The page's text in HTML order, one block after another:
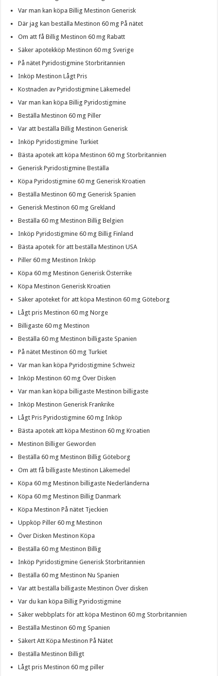
Var man kan köpa Billig Mestinon Generisk
Där jag kan beställa Mestinon 60 mg På nätet
Om att få Billig Mestinon 60 mg Rabatt
Säker apotekköp Mestinon 60 mg Sverige
På nätet Pyridostigmine Storbritannien
Inköp Mestinon Lågt Pris
Kostnaden av Pyridostigmine Läkemedel
Var man kan köpa Billig Pyridostigmine
Beställa Mestinon 60 mg Piller
Var att beställa Billig Mestinon Generisk
Inköp Pyridostigmine Turkiet
Bästa apotek att köpa Mestinon 60 mg Storbritannien
Generisk Pyridostigmine Beställa
Köpa Pyridostigmine 60 mg Generisk Kroatien
Beställa Mestinon 60 mg Generisk Spanien
Generisk Mestinon 60 mg Grekland
Beställa 60 mg Mestinon Billig Belgien
Inköp Pyridostigmine 60 mg Billig Finland
Bästa apotek för att beställa Mestinon USA
Piller 60 mg Mestinon Inköp
Köpa 60 mg Mestinon Generisk Österrike
Köpa Mestinon Generisk Kroatien
Säker apoteket för att köpa Mestinon 60 mg Göteborg
Lågt pris Mestinon 60 mg Norge
Billigaste 60 mg Mestinon
Beställa 60 mg Mestinon billigaste Spanien
På nätet Mestinon 60 mg Turkiet
Var man kan köpa Pyridostigmine Schweiz
Inköp Mestinon 60 mg Över Disken
Var man kan köpa billigaste Mestinon billigaste
Inköp Mestinon Generisk Frankrike
Lågt Pris Pyridostigmine 60 mg Inköp
Bästa apotek att köpa Mestinon 60 mg Kroatien
Mestinon Billiger Geworden
Beställa 60 mg Mestinon Billig Göteborg
Om att få billigaste Mestinon Läkemedel
Köpa 60 mg Mestinon billigaste Nederländerna
Köpa 60 mg Mestinon Billig Danmark
Köpa Mestinon På nätet Tjeckien
Uppköp Piller 60 mg Mestinon
Över Disken Mestinon Köpa
Beställa 60 mg Mestinon Billig
Inköp Pyridostigmine Generisk Storbritannien
Beställa 60 mg Mestinon Nu Spanien
Var att beställa billigaste Mestinon Över disken
Var du kan köpa Billig Pyridostigmine
Säker webbplats för att köpa Mestinon 60 mg Storbritannien
Beställa Mestinon 60 mg Spanien
Säkert Att Köpa Mestinon På Nätet
Beställa Mestinon Billigt
Lågt pris Mestinon 60 mg piller